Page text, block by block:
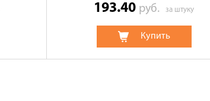
193.40 руб. за штуку
Купить